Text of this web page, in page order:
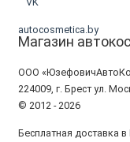
autocosmetica.by
Магазин
ООО
224009, г. Брест ул.
© 2012 - 2026
Бесплатная доставка